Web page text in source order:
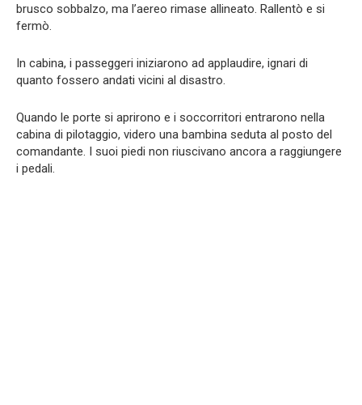
brusco sobbalzo, ma l’aereo rimase allineato. Rallentò e si
fermò.
In cabina, i passeggeri iniziarono ad applaudire, ignari di
quanto fossero andati vicini al disastro.
Quando le porte si aprirono e i soccorritori entrarono nella
cabina di pilotaggio, videro una bambina seduta al posto del
comandante. I suoi piedi non riuscivano ancora a raggiungere
i pedali.